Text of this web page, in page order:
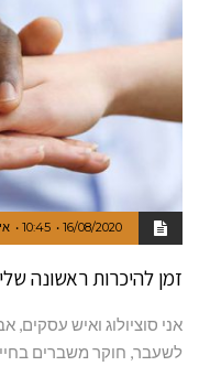
16/08/2020
10:45
זמן להיכרות ראשונה
אני סוציולוג ואיש עסקים,
לשעבר, חוקר משברים